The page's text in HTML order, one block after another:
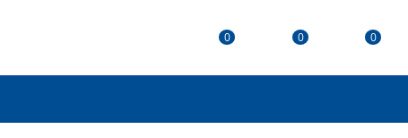
0 0 0